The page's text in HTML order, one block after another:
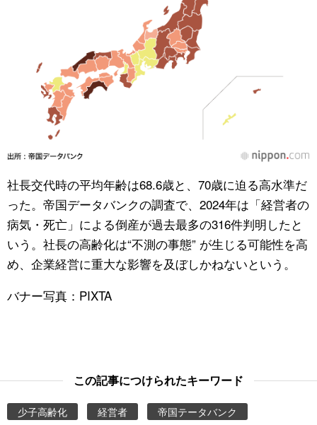
社長交代時の平均年齢は68.6歳と、70歳に迫る高水準だ
った。帝国データバンクの調査で、2024年は「経営者の
病気・死亡」による倒産が過去最多の316件判明したと
いう。社長の高齢化は“不測の事態” が生じる可能性を高
め、企業経営に重大な影響を及ぼしかねないという。
バナー写真：PIXTA
この記事につけられたキーワード
少子高齢化 経営者 帝国テータバンク